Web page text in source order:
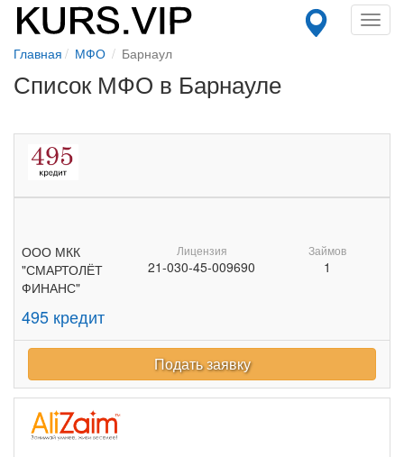
Главная МФО Барнаул
Список МФО в Барнауле
ООО МКК
"СМАРТОЛЁТ
ФИНАНС"
495 кредит
Лицензия
21-030-45-009690
Займов
1
Подать заявку